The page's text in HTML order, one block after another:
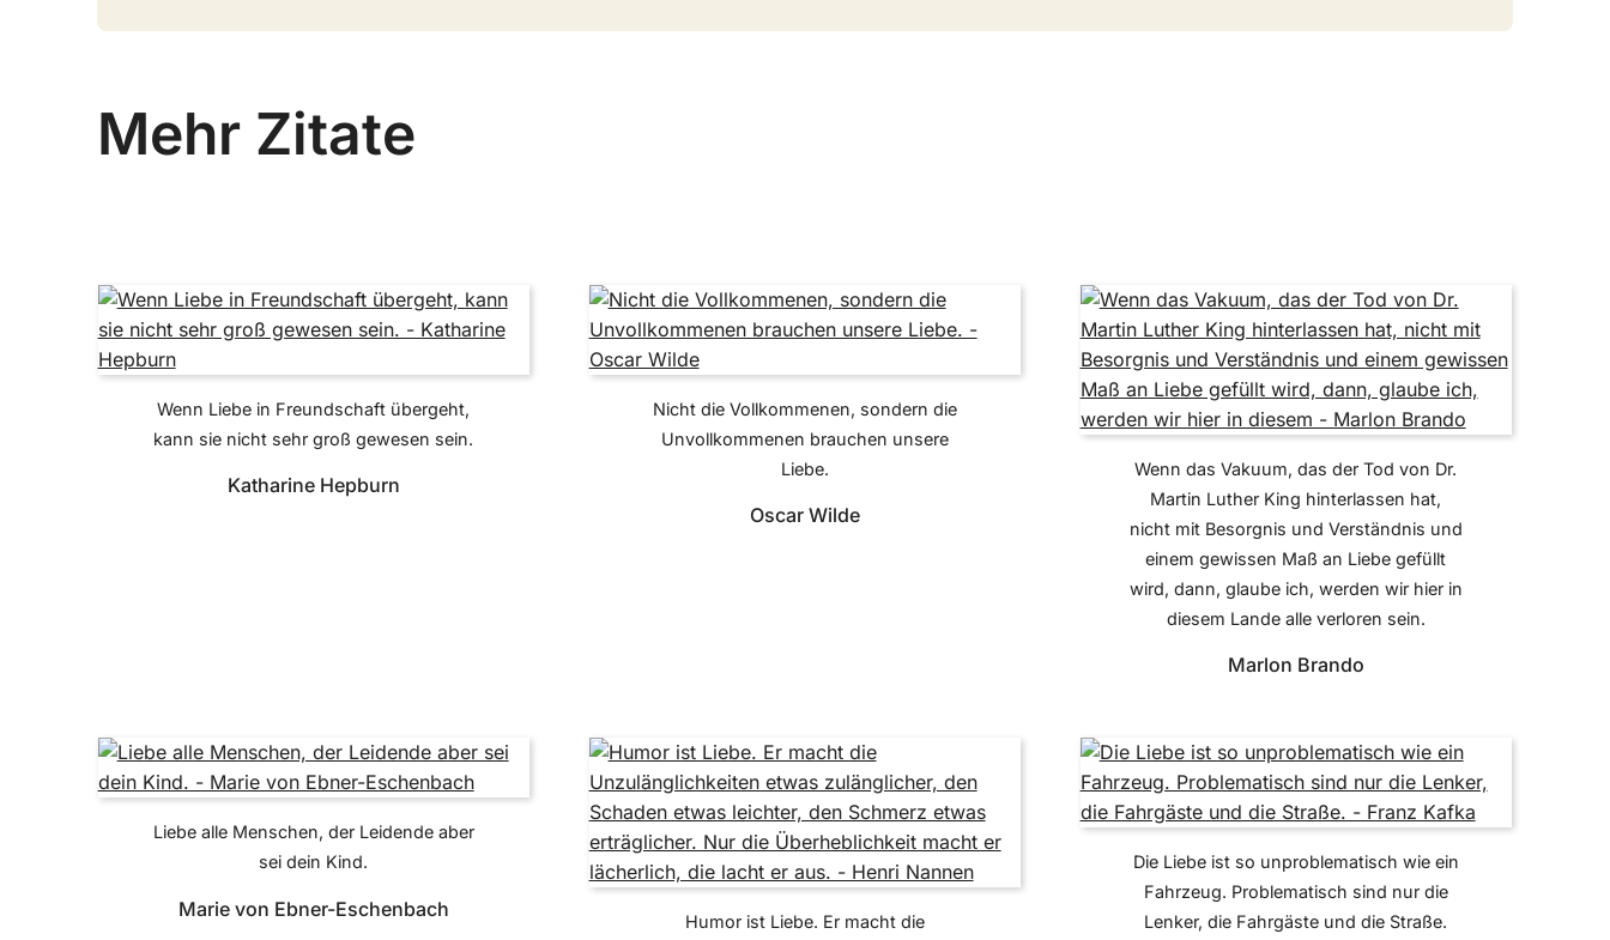
Mehr Zitate
Wenn Liebe in Freundschaft übergeht,
kann sie nicht sehr groß gewesen sein.
Katharine Hepburn
Nicht die Vollkommenen, sondern die
Unvollkommenen brauchen unsere
Liebe.
Oscar Wilde
Wenn das Vakuum, das der Tod von Dr.
Martin Luther King hinterlassen hat,
nicht mit Besorgnis und Verständnis und
einem gewissen Maß an Liebe gefüllt
wird, dann, glaube ich, werden wir hier in
diesem Lande alle verloren sein.
Marlon Brando
Liebe alle Menschen, der Leidende aber
sei dein Kind.
Marie von Ebner-Eschenbach
Humor ist Liebe. Er macht die
Die Liebe ist so unproblematisch wie ein
Fahrzeug. Problematisch sind nur die
Lenker, die Fahrgäste und die Straße.